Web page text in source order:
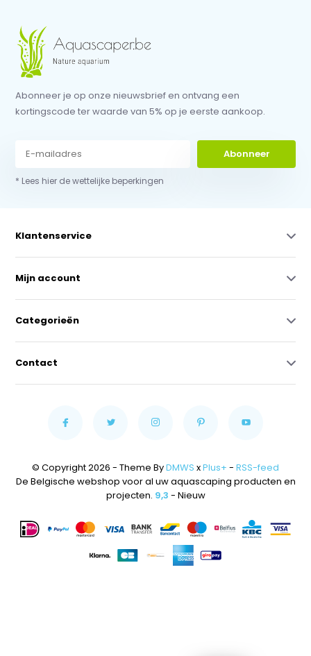
Abonneer je op onze nieuwsbrief en ontvang een
kortingscode ter waarde van 5% op je eerste aankoop.
Abonneer
* Lees hier de wettelijke beperkingen
Klantenservice
Mijn account
Categorieën
Contact
© Copyright 2026 - Theme ByDMWS xPlus+ - RSS-feed
De Belgische webshop voor al uw aquascaping producten en
projecten. 9,3 - Nieuw